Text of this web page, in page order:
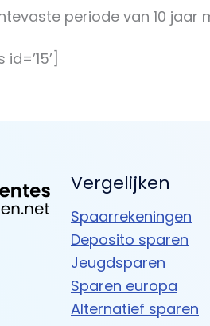
periode van 10
Vergelijken
Spaarrekeningen
Deposito sparen
Jeugdsparen
Sparen europa
Alternatief sparen